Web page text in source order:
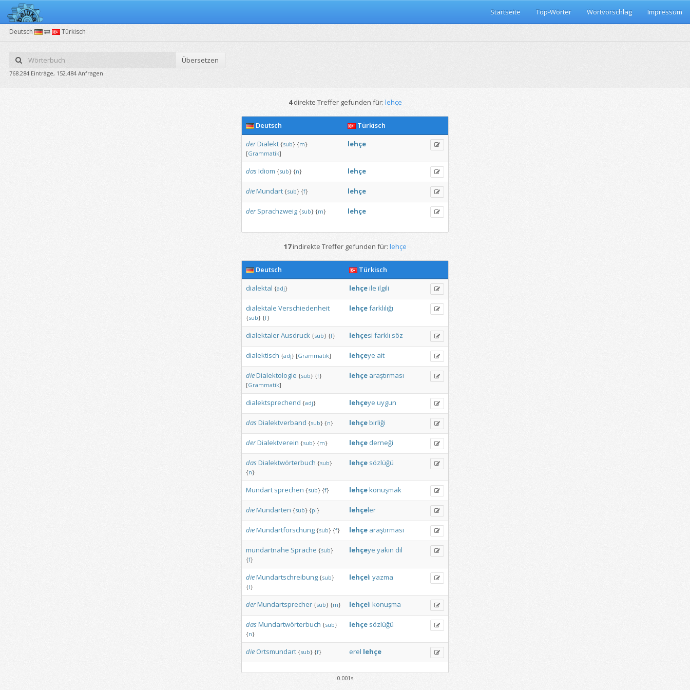
Startseite Top-Wörter Wortvorschlag Impressum
Deutsch Türkisch
Übersetzen
768.284 Einträge, 152.484 Anfragen
4direkte Treffer gefunden für: lehçe
Deutsch
Türkisch
derDialekt {sub} {m}
[Grammatik]
lehçe
dasIdiom {sub} {n} lehçe
dieMundart {sub} {f} lehçe
der Sprachzweig {sub} {m} lehçe
17indirekte Treffer gefunden für: lehçe
Deutsch
Türkisch
dialektal {adj} lehçeile ilgili
dialektale Verschiedenheit
{sub} {f}
lehçefarklılığı
dialektalerAusdruck {sub} {f} lehçesi farklı söz
dialektisch {adj} [Grammatik] lehçeye ait
dieDialektologie {sub} {f}
[Grammatik]
lehçe araştırması
dialektsprechend {adj} lehçeye uygun
dasDialektverband {sub} {n} lehçebirliği
derDialektverein {sub} {m} lehçe derneği
dasDialektwörterbuch {sub}
{n}
lehçe sözlüğü
Mundart sprechen {sub} {f} lehçekonuşmak
dieMundarten {sub} {pl} lehçeler
dieMundartforschung {sub} {f} lehçe araştırması
mundartnahe Sprache {sub}
{f}
lehçeye yakın dil
dieMundartschreibung {sub}
{f}
lehçeli yazma
derMundartsprecher {sub} {m} lehçeli konuşma
dasMundartwörterbuch {sub}
{n}
lehçe sözlüğü
die Ortsmundart {sub} {f} erel lehçe
0.001s